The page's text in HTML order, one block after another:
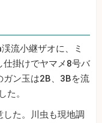
流小継ザオに、ミ
掛けでヤマメ8号バ
ガン玉は2B、3Bを流
た。
た。川虫も現地調